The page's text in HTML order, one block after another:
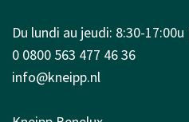
Du lundi au jeudi: 8:30-
0 0800 563 477 46 36
info@kneipp.nl